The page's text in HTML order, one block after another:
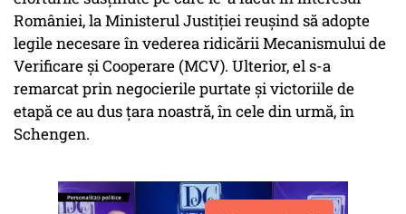
României, la Ministerul Justiției reușind să adopte
legile necesare în vederea ridicării Mecanismului de
Verificare și Cooperare (MCV). Ulterior, el s-a
remarcat prin negocierile purtate și victoriile de
etapă ce au dus țara noastră, în cele din urmă, în
Schengen.